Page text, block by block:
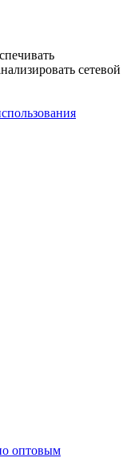
сетевой
оптовым